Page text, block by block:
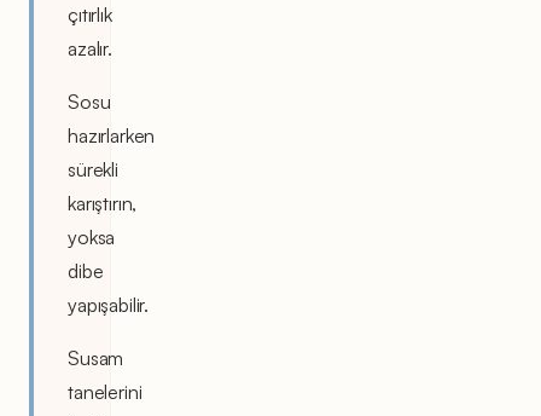
çıtırlık
azalır.
Sosu
hazırlarken
sürekli
karıştırın,
yoksa
dibe
yapışabilir.
Susam
tanelerini